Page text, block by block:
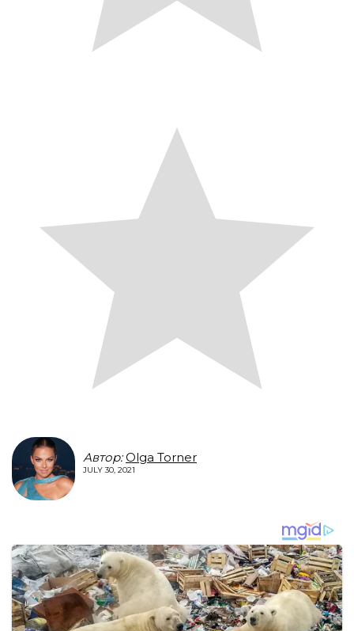
Автор: Olga Torner
JULY 30, 2021